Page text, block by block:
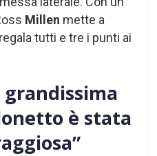
Millen mette a
tutti e tre i punti ai
è stata